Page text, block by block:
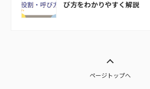
び方をわかりやすく解説
ページトップへ